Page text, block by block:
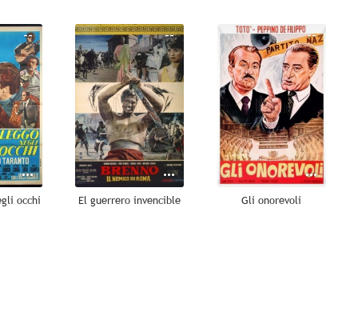
--
occhi
--
El guerrero invencible
--
Gli onorevoli